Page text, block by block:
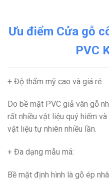
Ưu điểm Cửa gỗ
PVC
+ Độ thẩm mỹ cao và giá rẻ:
Do bề mặt PVC giả vân gỗ
rất nhiều vật liệu quý hiếm
vật liệu tự nhiên nhiều lần.
+ Đa dạng mẫu mã:
Bề mặt định hình là gỗ ép